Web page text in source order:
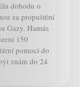
dohodu o
za propuštění
Gazy. Hamás
150
pomoci do
znám do 24